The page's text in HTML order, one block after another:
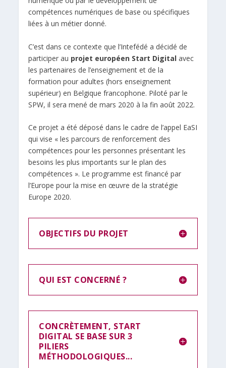
compétences numériques de base ou spécifiques
liées à un métier donné.
C’est dans ce contexte que l’Intefédé a décidé de
participer au projet européen Start Digitalavec
les partenaires de l’enseignement et de la
formation pour adultes (hors enseignement
supérieur) en Belgique francophone. Piloté par le
SPW, il sera mené de mars 2020 à la fin août 2022.
Ce projet a été déposé dans le cadre de l’appel EaSI
qui vise « les parcours de renforcement des
compétences pour les personnes présentant les
besoins les plus importants sur le plan des
compétences ». Le programme est financé par
l’Europe pour la mise en œuvre de la stratégie
Europe 2020.
OBJECTIFS DU PROJET
QUI EST CONCERNÉ ?
CONCRÈTEMENT, START
DIGITAL SE BASE SUR 3
PILIERS
MÉTHODOLOGIQUES...